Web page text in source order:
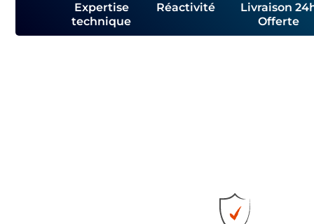
Expertise
technique
Réactivité
Livraison
Offerte